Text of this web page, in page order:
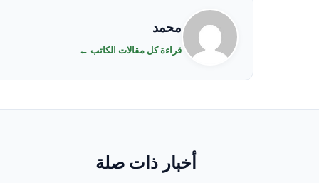
محمد
قراءة كل مقالات الكاتب ←
أخبار ذات صلة